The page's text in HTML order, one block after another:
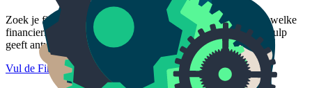
Zoek je financiering voor je bedrijfsplannen en wil je weten welke
financieringsvormen daarbij passen? De Financiering keuzehulp
geeft antwoord.
Vul de Financiering keuzehulp in